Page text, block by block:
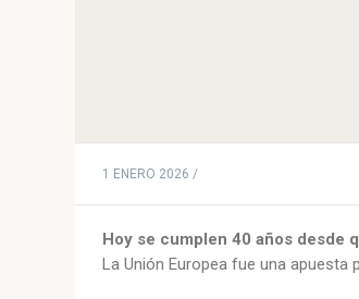
1 ENERO 2026 /
Hoy se cumplen 40 años desde
La Unión Europea fue una